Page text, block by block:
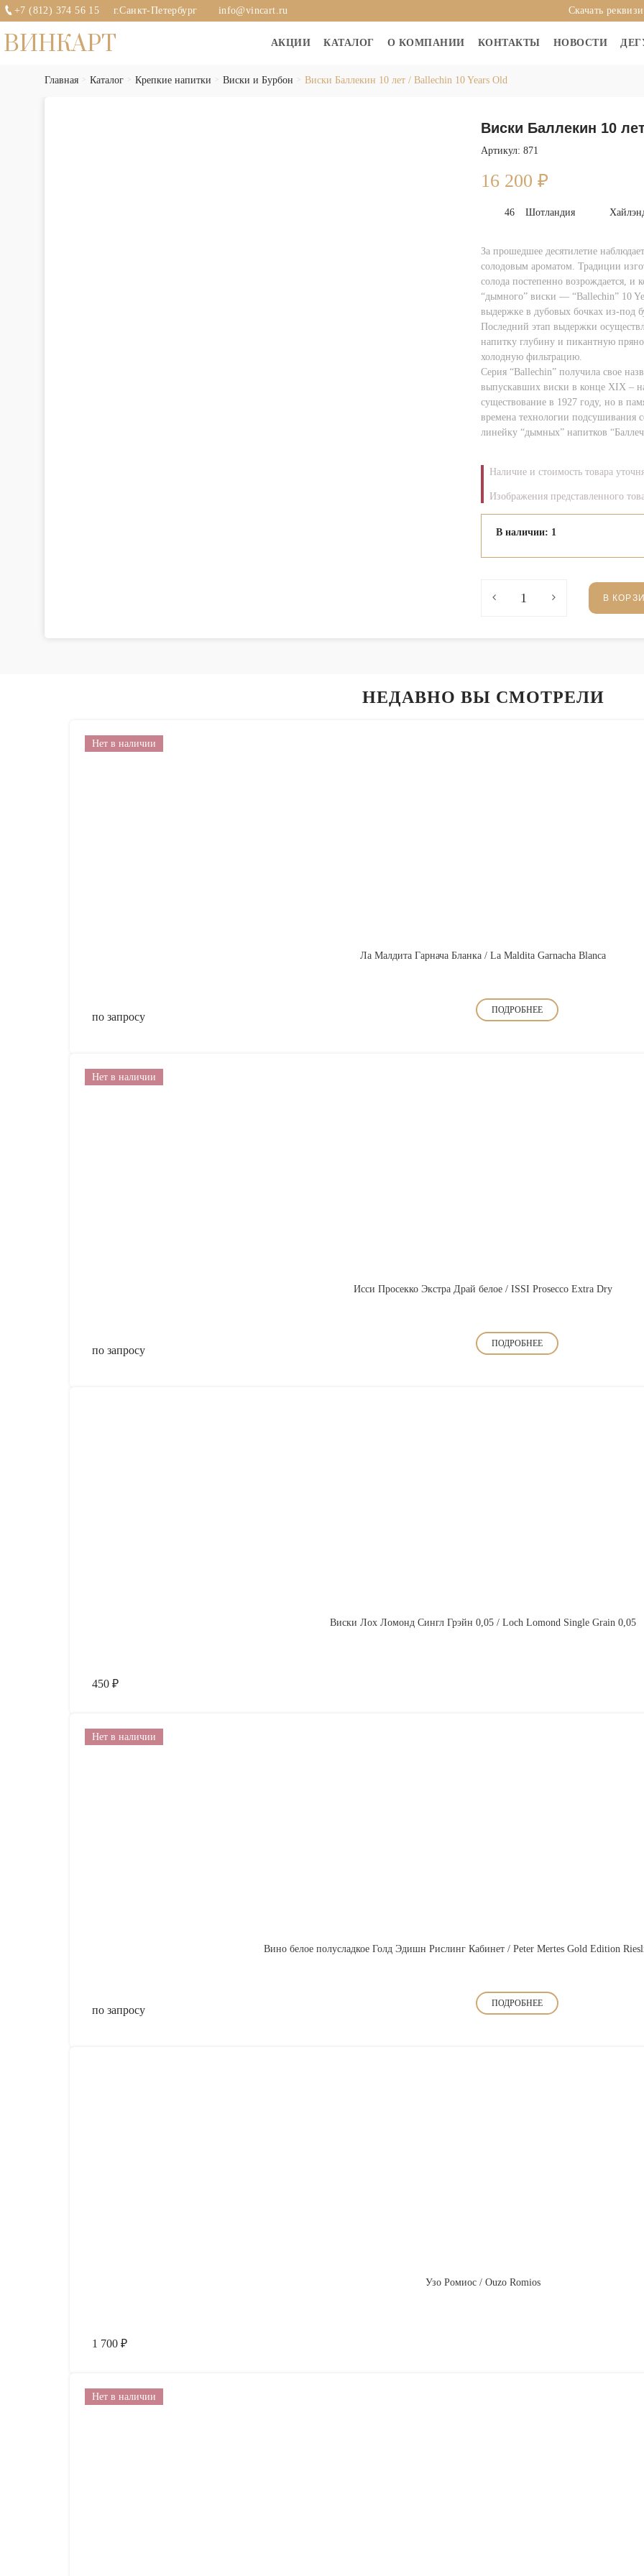
+7 (812) 374 56 15 г.Санкт-Петербург info@vincart.ru Скачать
ВИНКАРТ АКЦИИ КАТАЛОГ О КОМПАНИИ КОНТАКТЫ НОВОСТИ
Главная Каталог Крепкие напитки Виски и Бурбон Виски Баллекин 10 лет / Ballechin 10 Years Old
Виски Баллекин 10
Артикул: 871
16 200 ₽
46 Шотландия
За прошедшее десятилетие
солодовым ароматом. Традиции
солода постепенно возрождается, и
“дымного” виски — “Ballechin” 10
выдержке в дубовых бочках из-под
Последний этап выдержки
напитку глубину и пикантную
холодную фильтрацию.
Серия “Ballechin” получила свое
выпускавших виски в конце XIX –
существование в 1927 году, но в
времена технологии подсушивания
линейку “дымных” напитков
Наличие и стоимость товара
Изображения представленного
В наличии: 1
В
НЕДАВНО ВЫ СМОТРЕЛИ
Нет в наличии
Ла Малдита Гарнача Бланка / La Maldita Garnacha Blanca
по запросу
ПОДРОБНЕЕ
Нет в наличии
Исси Просекко Экстра Драй белое / ISSI Prosecco Extra Dry
по запросу
ПОДРОБНЕЕ
Виски Лох Ломонд Сингл Грэйн 0,05 / Loch Lomond Single Grain 0,05
450 ₽
Нет в наличии
Вино белое полусладкое Голд Эдишн Рислинг Кабинет / Peter Mertes Gold Edition
по запросу
ПОДРОБНЕЕ
Узо Ромиос / Ouzo Romios
1 700 ₽
Нет в наличии